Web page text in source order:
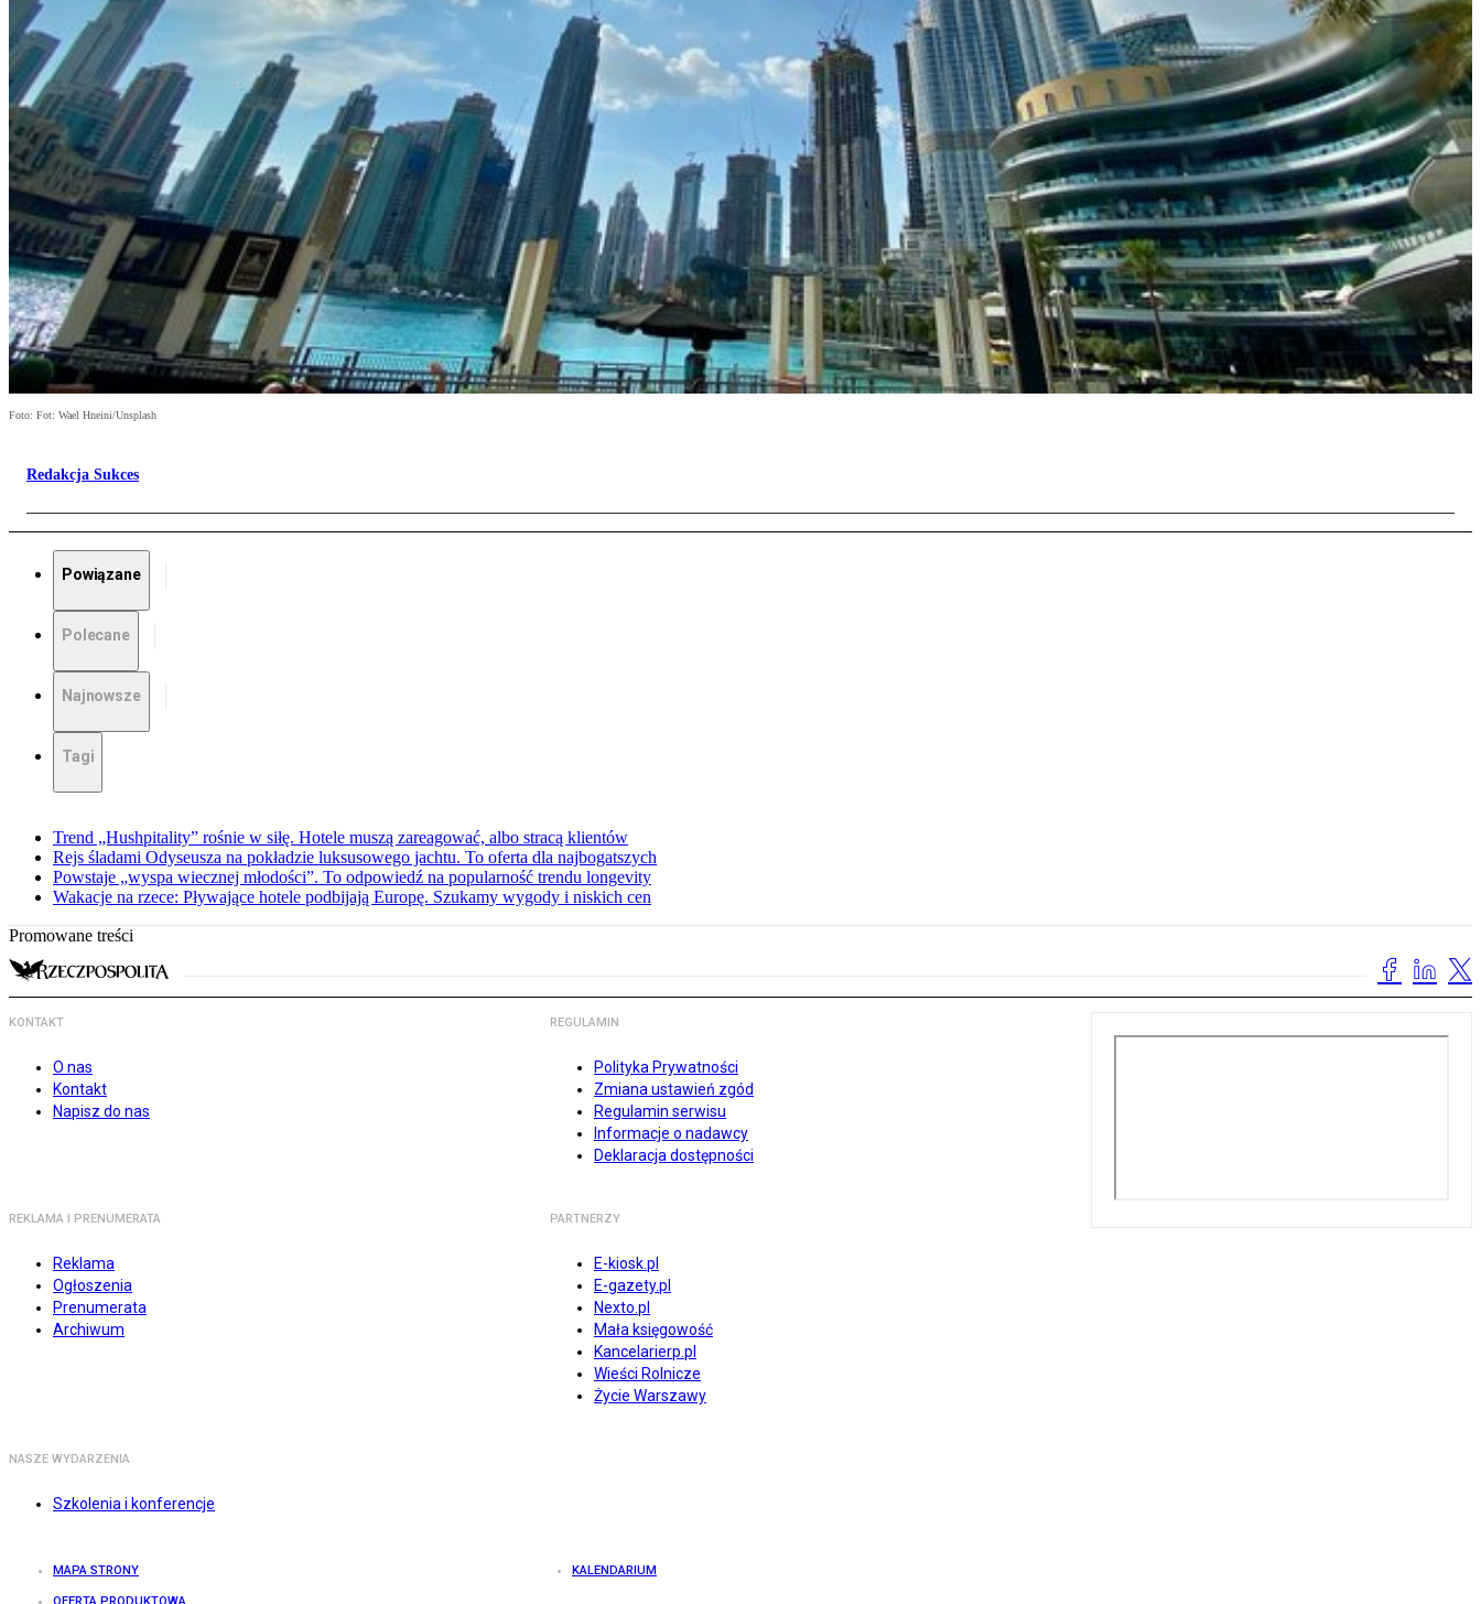
Foto: Fot: Wael Hneini/Unsplash
Redakcja Sukces
Powiązane
Polecane
Najnowsze
Tagi
Trend „Hushpitality” rośnie w siłę. Hotele muszą zareagować, albo stracą klientów
Rejs śladami Odyseusza na pokładzie luksusowego jachtu. To oferta dla najbogatszych
Powstaje „wyspa wiecznej młodości”. To odpowiedź na popularność trendu longevity
Wakacje na rzece: Pływające hotele podbijają Europę. Szukamy wygody i niskich cen
Promowane treści
KONTAKT
O nas
Kontakt
Napisz do nas
REGULAMIN
Polityka Prywatności
Zmiana ustawień zgód
Regulamin serwisu
Informacje o nadawcy
Deklaracja dostępności
REKLAMA I PRENUMERATA
Reklama
Ogłoszenia
Prenumerata
Archiwum
PARTNERZY
E-kiosk.pl
E-gazety.pl
Nexto.pl
Mała księgowość
Kancelarierp.pl
Wieści Rolnicze
Życie Warszawy
NASZE WYDARZENIA
Szkolenia i konferencje
MAPA STRONY KALENDARIUM